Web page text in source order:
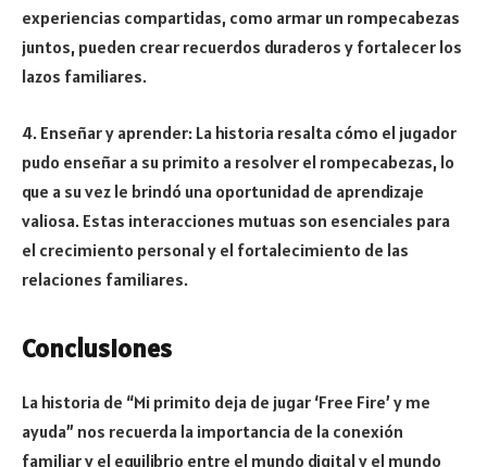
experiencias compartidas, como armar un rompecabezas
juntos, pueden crear recuerdos duraderos y fortalecer los
lazos familiares.
4. Enseñar y aprender: La historia resalta cómo el jugador
pudo enseñar a su primito a resolver el rompecabezas, lo
que a su vez le brindó una oportunidad de aprendizaje
valiosa. Estas interacciones mutuas son esenciales para
el crecimiento personal y el fortalecimiento de las
relaciones familiares.
Conclusiones
La historia de “Mi primito deja de jugar ‘Free Fire’ y me
ayuda” nos recuerda la importancia de la conexión
familiar y el equilibrio entre el mundo digital y el mundo